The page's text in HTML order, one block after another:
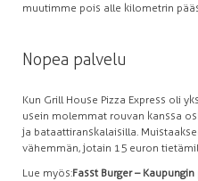
muutimme pois alle kilometrin
Nopea palvelu
Kun Grill House Pizza Express oli
usein molemmat rouvan kanssa
ja bataattiranskalaisilla.
vähemmän, jotain 15 euron
Lue myös:Fasst Burger –